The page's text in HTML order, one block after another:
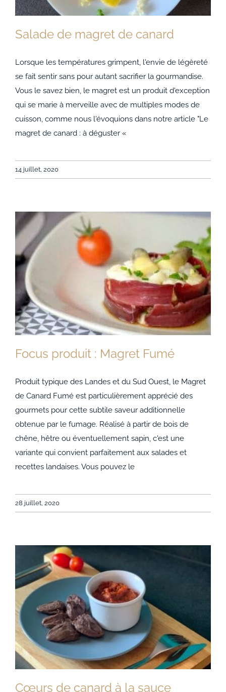
Salade de magret de canard
Salade de magret de canard
Lorsque les températures grimpent, l'envie de légèreté
se fait sentir sans pour autant sacrifier la gourmandise.
Vous le savez bien, le magret est un produit d'exception
qui se marie à merveille avec de multiples modes de
cuisson, comme nous l'évoquions dans notre article "Le
magret de canard : à déguster «
14 juillet, 2020
Focus produit : Magret Fumé
Focus produit : Magret Fumé
Produit typique des Landes et du Sud Ouest, le Magret
de Canard Fumé est particulièrement apprécié des
gourmets pour cette subtile saveur additionnelle
obtenue par le fumage. Réalisé à partir de bois de
chêne, hêtre ou éventuellement sapin, c'est une
variante qui convient parfaitement aux salades et
recettes landaises. Vous pouvez le
28 juillet, 2020
Cœurs de canard à la sauce